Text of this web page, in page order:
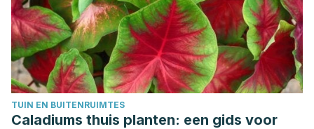
Pharmaceutical and Biomedical Analysis.
https://doi.org/10.1016/j.jpba.2009.07.027
TUIN EN BUITENRUIMTES
Caladiums thuis planten: een gids voor